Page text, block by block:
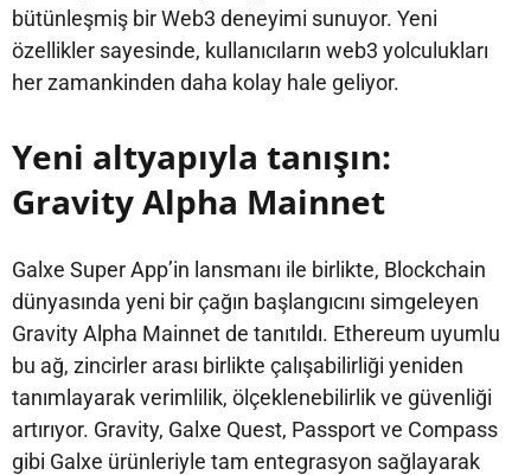
bütünleşmiş bir Web3 deneyimi sunuyor. Yeni
özellikler sayesinde, kullanıcıların web3 yolculukları
her zamankinden daha kolay hale geliyor.
Yeni altyapıyla tanışın:
Gravity Alpha Mainnet
Galxe Super App’in lansmanı ile birlikte, Blockchain
dünyasında yeni bir çağın başlangıcını simgeleyen
Gravity Alpha Mainnet de tanıtıldı. Ethereum uyumlu
bu ağ, zincirler arası birlikte çalışabilirliği yeniden
tanımlayarak verimlilik, ölçeklenebilirlik ve güvenliği
artırıyor. Gravity, Galxe Quest, Passport ve Compass
gibi Galxe ürünleriyle tam entegrasyon sağlayarak